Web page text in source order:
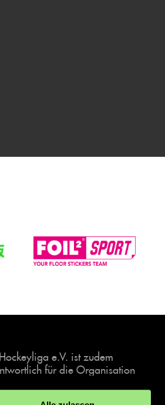
e.V. ist zudem
für die Organisation
der deutschen Hockey-